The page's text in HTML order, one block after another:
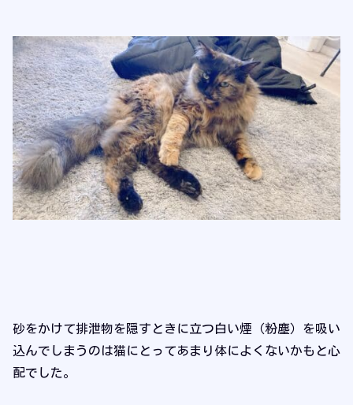
砂をかけて排泄物を隠すときに立つ白い煙（粉塵）を吸い
込んでしまうのは猫にとってあまり体によくないかもと心
配でした。